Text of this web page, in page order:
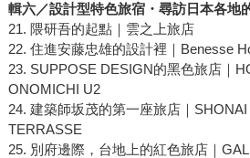
輯六／設計型特色旅宿・ 尋訪日本各地
21. 隈研吾的起點｜雲之上旅店
22. 住進安藤忠雄的設計裡｜Benesse
23. SUPPOSE DESIGN的黑色旅店｜
ONOMICHI U2
24. 建築師坂茂的第一座旅店｜
TERRASSE
25. 別府邊際，台地上的紅色旅店｜